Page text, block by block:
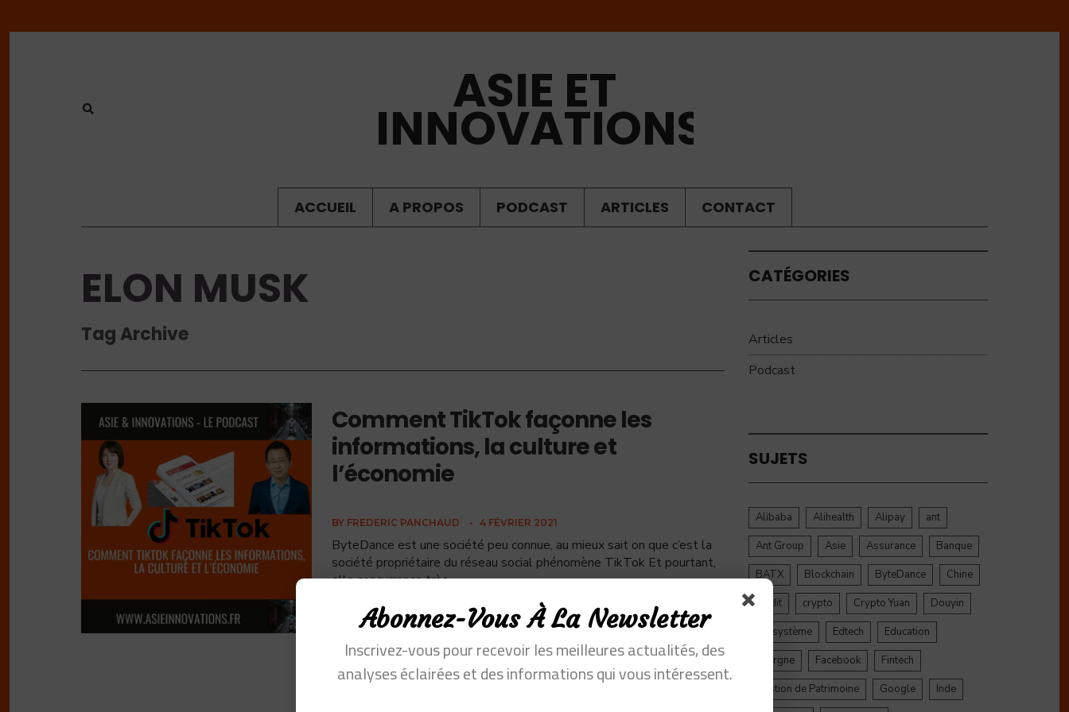
ASIE ET
INNOVATIONS
ACCUEIL A PROPOS PODCAST ARTICLES CONTACT
ELON MUSK
Tag Archive
Comment TikTok façonne les
informations, la culture et
l’économie
BY FREDERIC PANCHAUD • 4 FÉVRIER 2021
ByteDance est une société peu connue, au mieux sait on que c’est la
société propriétaire du réseau social phénomène TikTok Et pourtant,
elle concurrence très...
CATÉGORIES
Articles
Podcast
SUJETS
Alibaba Alihealth Alipay
ant
Ant Group
Asie Assurance
Banque
BATX
Blockchain ByteDance
Chine
credit
crypto Crypto Yuan
Douyin
Ecosystème
Edtech
Education
Epargne
Facebook
Fintech
Gestion de Patrimoine
Google
Inde
Abonnez-Vous À La Newsletter
Inscrivez-vous pour recevoir les meilleures actualités, des
analyses éclairées et des informations qui vous intéressent.